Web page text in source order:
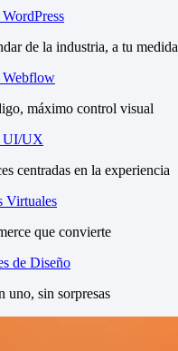
de la industria, a tu medida
Webflow
máximo control visual
UI/UX
centradas en la experiencia
Virtuales
que convierte
de Diseño
uno, sin sorpresas